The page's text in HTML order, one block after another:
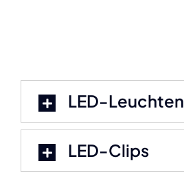
LED-Leuchten
LED-Clips